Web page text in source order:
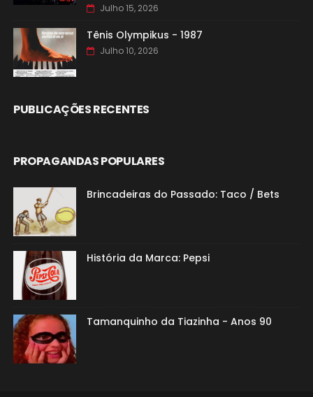
Julho 15, 2026
Tênis Olympikus - 1987
Julho 10, 2026
PUBLICAÇÕES RECENTES
PROPAGANDAS POPULARES
Brincadeiras do Passado: Taco / Bets
História da Marca: Pepsi
Tamanquinho da Tiazinha - Anos 90